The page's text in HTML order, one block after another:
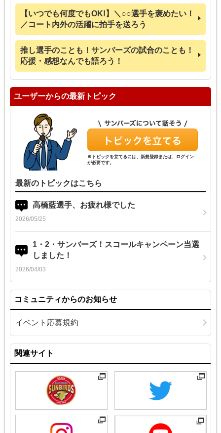
【いつでも何度でもOK!】＼○○選手を褒めたい！
／コート内外の活躍に拍手を送ろう
推し選手のことも！サンバーズの試合のことも！
応援・感想なんでも語ろう！
ユーザーからの最新トピック
※トピックを立てるには、新規登録または、ログイン
が必要です。
最新のトピックはこちら
高橋藍選手、お疲れ様でした
2026/05/25
1・2・サンバーズ！スコールキャンペーン当選
しました！
2026/04/03
コミュニティからのお知らせ
イベント応募規約
関連サイト